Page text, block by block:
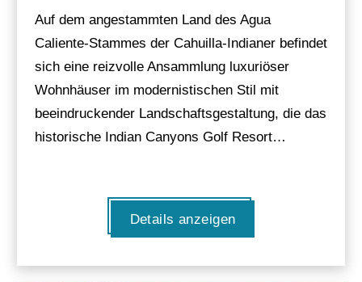
Auf dem angestammten Land des Agua
Caliente-Stammes der Cahuilla-Indianer befindet
sich eine reizvolle Ansammlung luxuriöser
Wohnhäuser im modernistischen Stil mit
beeindruckender Landschaftsgestaltung, die das
historische Indian Canyons Golf Resort…
Details anzeigen